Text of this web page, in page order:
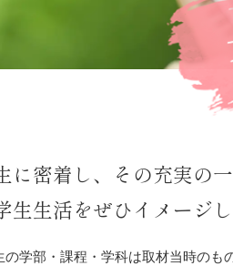
密着し、
その充実の
生生活をぜひイメージ
学部・課程・学科は取材当時のもの